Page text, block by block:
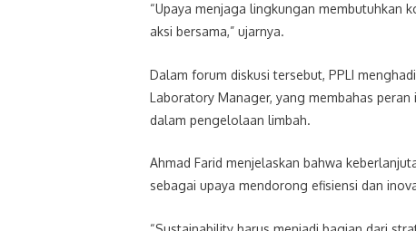
“Upaya menjaga lingkungan membutuhkan
aksi bersama,” ujarnya.
Dalam forum diskusi tersebut, PPLI
Laboratory Manager, yang membahas
dalam pengelolaan limbah.
Ahmad Farid menjelaskan bahwa
sebagai upaya mendorong efisiensi dan